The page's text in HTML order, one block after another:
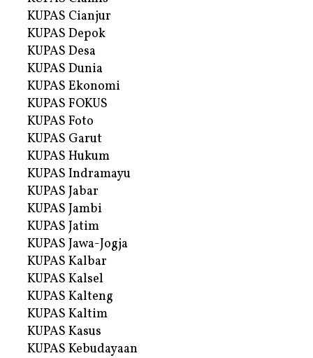
KUPAS Cianjur
KUPAS Depok
KUPAS Desa
KUPAS Dunia
KUPAS Ekonomi
KUPAS FOKUS
KUPAS Foto
KUPAS Garut
KUPAS Hukum
KUPAS Indramayu
KUPAS Jabar
KUPAS Jambi
KUPAS Jatim
KUPAS Jawa-Jogja
KUPAS Kalbar
KUPAS Kalsel
KUPAS Kalteng
KUPAS Kaltim
KUPAS Kasus
KUPAS Kebudayaan